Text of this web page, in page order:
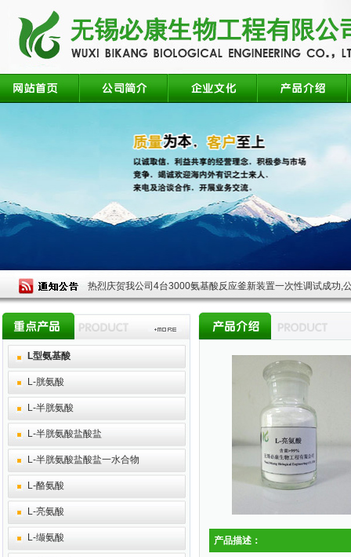
热烈庆贺我公司4台3000氨基酸反应釜新装置一次性调试成功,
L型氨基酸
L-胱氨酸
L-半胱氨酸
L-半胱氨酸盐酸盐
L-半胱氨酸盐酸盐一水合物
L-酪氨酸
L-亮氨酸
L-缬氨酸 产品描述：